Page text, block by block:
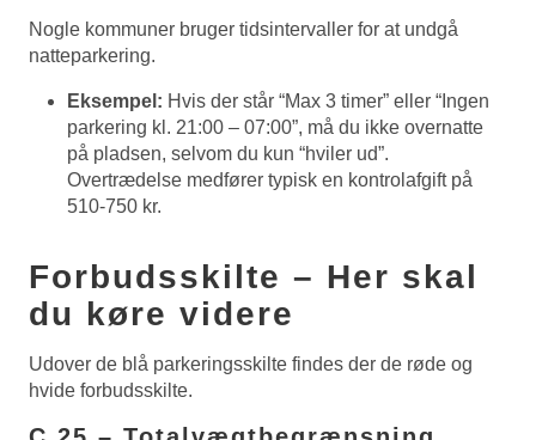
Nogle kommuner bruger tidsintervaller for at undgå
natteparkering.
Eksempel: Hvis der står “Max 3 timer” eller “Ingen
parkering kl. 21:00 – 07:00”, må du ikke overnatte
på pladsen, selvom du kun “hviler ud”.
Overtrædelse medfører typisk en kontrolafgift på
510-750 kr.
Forbudsskilte – Her skal
du køre videre
Udover de blå parkeringsskilte findes der de røde og
hvide forbudsskilte.